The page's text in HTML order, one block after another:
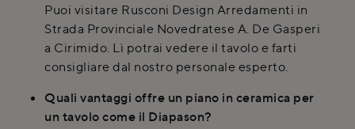
Puoi visitare Rusconi Design Arredamenti in
Strada Provinciale Novedratese A. De Gasperi
a Cirimido. Lì potrai vedere il tavolo e farti
consigliare dal nostro personale esperto.
Quali vantaggi offre un piano in ceramica per
un tavolo come il Diapason?